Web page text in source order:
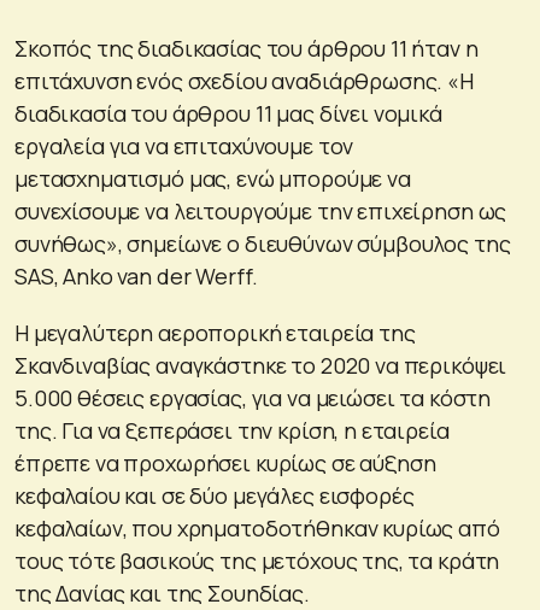
Σκοπός της διαδικασίας του άρθρου 11 ήταν η
επιτάχυνση ενός σχεδίου αναδιάρθρωσης. «Η
διαδικασία του άρθρου 11 μας δίνει νομικά
εργαλεία για να επιταχύνουμε τον
μετασχηματισμό μας, ενώ μπορούμε να
συνεχίσουμε να λειτουργούμε την επιχείρηση ως
συνήθως», σημείωνε ο διευθύνων σύμβουλος της
SAS, Anko van der Werff.
Η μεγαλύτερη αεροπορική εταιρεία της
Σκανδιναβίας αναγκάστηκε το 2020 να περικόψει
5.000 θέσεις εργασίας, για να μειώσει τα κόστη
της. Για να ξεπεράσει την κρίση, η εταιρεία
έπρεπε να προχωρήσει κυρίως σε αύξηση
κεφαλαίου και σε δύο μεγάλες εισφορές
κεφαλαίων, που χρηματοδοτήθηκαν κυρίως από
τους τότε βασικούς της μετόχους της, τα κράτη
της Δανίας και της Σουηδίας.